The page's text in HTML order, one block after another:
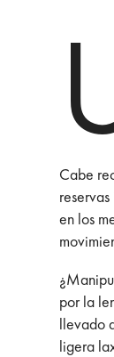
Cabe
en los
por la
llevado
ligera